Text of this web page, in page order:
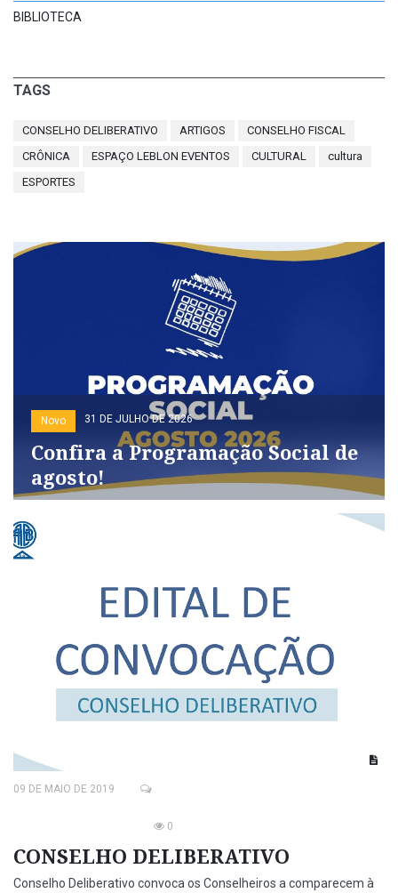
BIBLIOTECA
TAGS
CONSELHO DELIBERATIVO ARTIGOS
CONSELHO FISCAL
CRÔNICA
ESPAÇO LEBLON EVENTOS CULTURAL
cultura
ESPORTES
Novo 31 DE JULHO DE 2026
Confira a Programação Social de
agosto!
09 DE MAIO DE 2019
0
CONSELHO DELIBERATIVO
Conselho Deliberativo convoca os Conselheiros a comparecem à